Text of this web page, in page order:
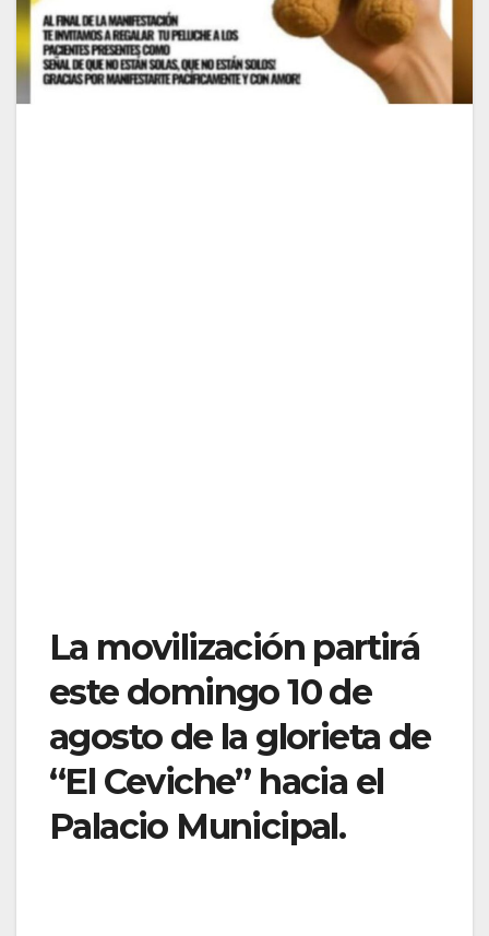
La movilización partirá
este domingo 10 de
agosto de la glorieta de
“El Ceviche” hacia el
Palacio Municipal.